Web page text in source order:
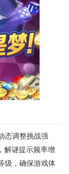
态调整挑战强
解谜提示频率增
级，确保游戏体